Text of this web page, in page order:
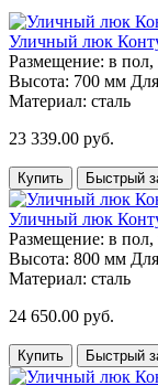
Уличный люк
Размещение: в пол,
Высота: 700 мм
Материал: сталь
23 339.00 руб.
Купить Быстрый
Уличный люк
Размещение: в пол,
Высота: 800 мм
Материал: сталь
24 650.00 руб.
Купить Быстрый